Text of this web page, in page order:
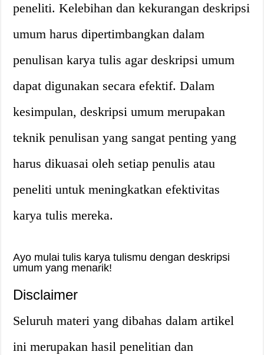
peneliti. Kelebihan dan kekurangan deskripsi
umum harus dipertimbangkan dalam
penulisan karya tulis agar deskripsi umum
dapat digunakan secara efektif. Dalam
kesimpulan, deskripsi umum merupakan
teknik penulisan yang sangat penting yang
harus dikuasai oleh setiap penulis atau
peneliti untuk meningkatkan efektivitas
karya tulis mereka.
Ayo mulai tulis karya tulismu dengan deskripsi
umum yang menarik!
Disclaimer
Seluruh materi yang dibahas dalam artikel
ini merupakan hasil penelitian dan